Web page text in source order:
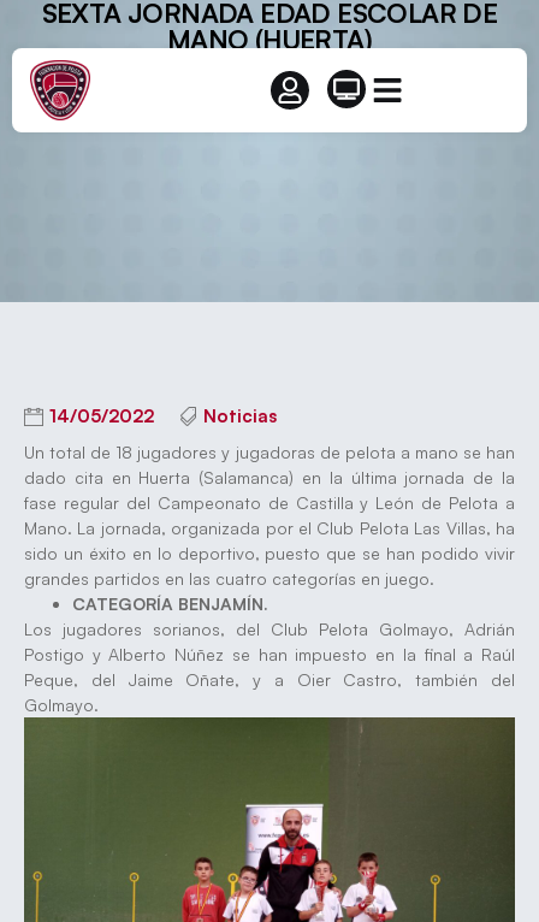
SEXTA JORNADA EDAD ESCOLAR DE
MANO (HUERTA)
14/05/2022 Noticias
Un total de 18 jugadores y jugadoras de pelota a mano se han
dado cita en Huerta (Salamanca) en la última jornada de la
fase regular del Campeonato de Castilla y León de Pelota a
Mano. La jornada, organizada por el Club Pelota Las Villas, ha
sido un éxito en lo deportivo, puesto que se han podido vivir
grandes partidos en las cuatro categorías en juego.
CATEGORÍA BENJAMÍN.
Los jugadores sorianos, del Club Pelota Golmayo, Adrián
Postigo y Alberto Núñez se han impuesto en la final a Raúl
Peque, del Jaime Oñate, y a Oier Castro, también del
Golmayo.